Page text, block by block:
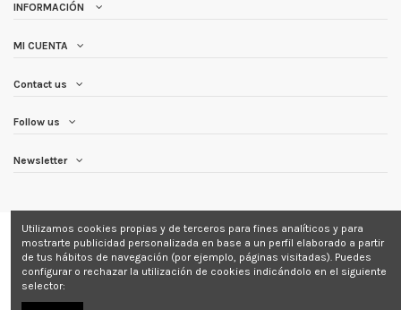
INFORMACIÓN
MI CUENTA
Contact us
Follow us
Newsletter
Copyright © 2025 Farma Mas Natural | Desarrollado por
SoyDigital Network,
Utilizamos cookies propias y de terceros para fines analíticos y para
mostrarte publicidad personalizada en base a un perfil elaborado a partir
de tus hábitos de navegación (por ejemplo, páginas visitadas). Puedes
configurar o rechazar la utilización de cookies indicándolo en el siguiente
selector: